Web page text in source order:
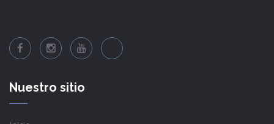
Nuestro sitio